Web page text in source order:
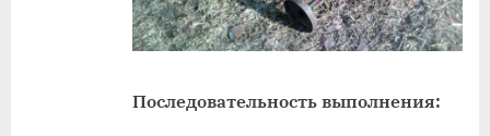
Последовательность выполнения: